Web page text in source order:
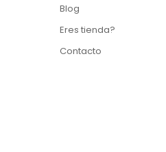
Blog
Eres tienda?
Contacto